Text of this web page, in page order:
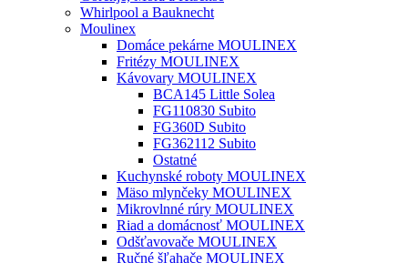
Whirlpool a Bauknecht
Moulinex
Domáce pekárne MOULINEX
Fritézy MOULINEX
Kávovary MOULINEX
BCA145 Little Solea
FG110830 Subito
FG360D Subito
FG362112 Subito
Ostatné
Kuchynské roboty MOULINEX
Mäso mlynčeky MOULINEX
Mikrovlnné rúry MOULINEX
Riad a domácnosť MOULINEX
Odšťavovače MOULINEX
Ručné šľahače MOULINEX